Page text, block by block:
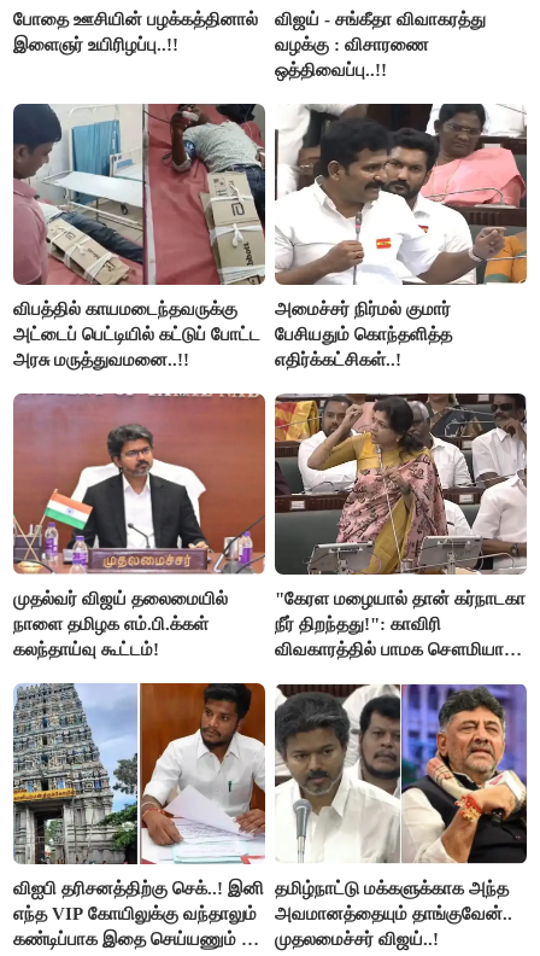
போதை ஊசியின் பழக்கத்தினால்
இளைஞர் உயிரிழப்பு..!!
விஜய் - சங்கீதா விவாகரத்து
வழக்கு : விசாரணை
ஒத்திவைப்பு..!!
விபத்தில் காயமடைந்தவருக்கு
அட்டைப் பெட்டியில் கட்டுப் போட்ட
அரசு மருத்துவமனை..!!
அமைச்சர் நிர்மல் குமார்
பேசியதும் கொந்தளித்த
எதிர்க்கட்சிகள்..!
முதல்வர் விஜய் தலைமையில்
நாளை தமிழக எம்.பி.க்கள்
கலந்தாய்வு கூட்டம்!
"கேரள மழையால் தான் கர்நாடகா
நீர் திறந்தது!": காவிரி
விவகாரத்தில் பாமக சௌமியா
விஐபி தரிசனத்திற்கு செக்..! இனி
எந்த VIP கோயிலுக்கு வந்தாலும்
கண்டிப்பாக இதை செய்யணும் -
தமிழ்நாட்டு மக்களுக்காக அந்த
அவமானத்தையும் தாங்குவேன்..
முதலமைச்சர் விஜய்..!